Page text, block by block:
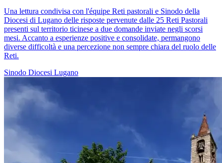
Una lettura condivisa con l'équipe Reti pastorali e Sinodo della
Diocesi di Lugano delle risposte pervenute dalle 25 Reti Pastorali
presenti sul territorio ticinese a due domande inviate negli scorsi
mesi. Accanto a esperienze positive e consolidate, permangono
diverse difficoltà e una percezione non sempre chiara del ruolo delle
Reti.
Sinodo Diocesi Lugano